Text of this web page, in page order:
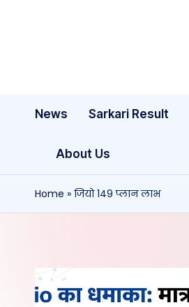
News Sarkari Result
About Us
Home » जियो 149 प्लान लाभ